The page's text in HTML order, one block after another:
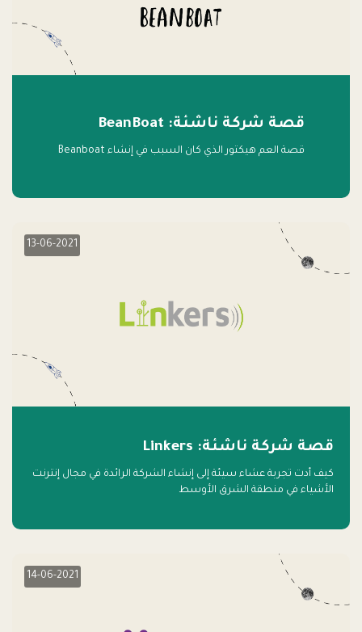
قصة شركة ناشئة: BeanBoat
قصة العم هيكتور الذي كان السبب في إنشاء Beanboat
13-06-2021
قصة شركة ناشئة: Linkers
كيف أدت تجربة عشاء سيئة إلى إنشاء الشركة الرائدة في مجال إنترنت
الأشياء في منطقة الشرق الأوسط
14-06-2021